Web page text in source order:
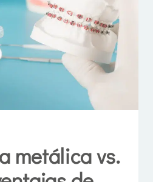
metálica vs.